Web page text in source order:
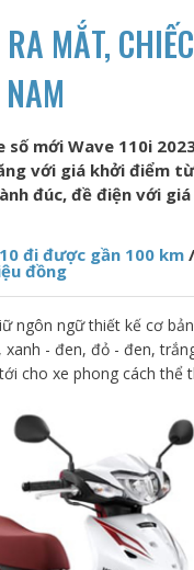
MẮT,
mới Wave 110i
với giá khởi điểm
đúc, đề điện với
đi được gần 100 km /
đồng
ngôn ngữ thiết kế cơ
- đen, đỏ - đen,
cho xe phong cách thể